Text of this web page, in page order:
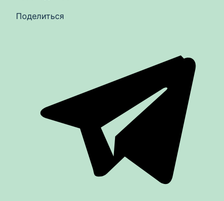
Поделиться